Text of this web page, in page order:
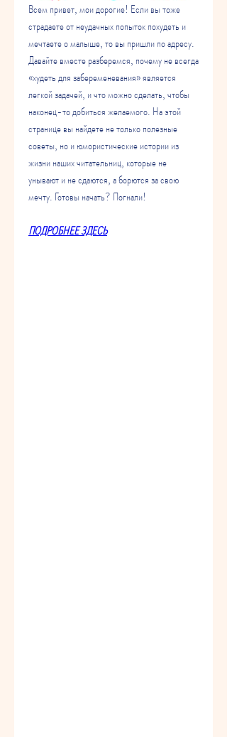
Всем привет, мои дорогие! Если вы тоже
страдаете от неудачных попыток похудеть и
мечтаете о малыше, то вы пришли по адресу.
Давайте вместе разберемся, почему не всегда
«худеть для забеременевания» является
легкой задачей, и что можно сделать, чтобы
наконец-то добиться желаемого. На этой
странице вы найдете не только полезные
советы, но и юмористические истории из
жизни наших читательниц, которые не
унывают и не сдаются, а борются за свою
мечту. Готовы начать? Погнали!
ПОДРОБНЕЕ ЗДЕСЬ